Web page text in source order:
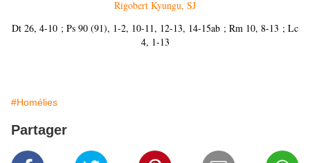
Rigobert Kyungu, SJ
Dt 26, 4-10 ; Ps 90 (91), 1-2, 10-11, 12-13, 14-15ab ; Rm 10, 8-13 ; Lc
4, 1-13
#Homélies
Partager